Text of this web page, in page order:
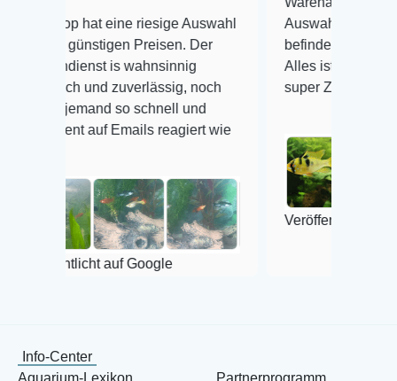
eine riesige Auswahl
Preisen. Der
is wahnsinnig
zuverlässig, noch
so schnell und
Emails reagiert wie
auf Google
Auswahl plus gesundheitliches
befinden der Fische
Alles ist quick lebendig und im
super Zustand. Gerne wieder 😃
Veröffentlicht auf Google
Info-Center